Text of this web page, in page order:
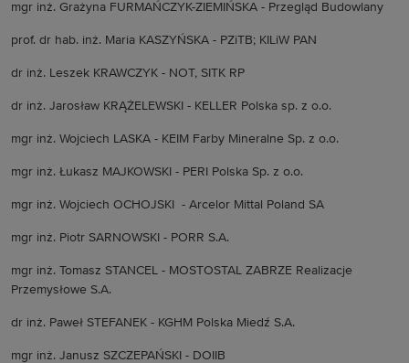
mgr inż. Grażyna FURMAŃCZYK-ZIEMIŃSKA - Przegląd Budowlany
prof. dr hab. inż. Maria KASZYŃSKA - PZiTB; KILiW PAN
dr inż. Leszek KRAWCZYK - NOT, SITK RP
dr inż. Jarosław KRĄŻELEWSKI - KELLER Polska sp. z o.o.
mgr inż. Wojciech LASKA - KEIM Farby Mineralne Sp. z o.o.
mgr inż. Łukasz MAJKOWSKI - PERI Polska Sp. z o.o.
mgr inż. Wojciech OCHOJSKI - Arcelor Mittal Poland SA
mgr inż. Piotr SARNOWSKI - PORR S.A.
mgr inż. Tomasz STANCEL - MOSTOSTAL ZABRZE Realizacje
Przemysłowe S.A.
dr inż. Paweł STEFANEK - KGHM Polska Miedź S.A.
mgr inż. Janusz SZCZEPAŃSKI - DOIIB